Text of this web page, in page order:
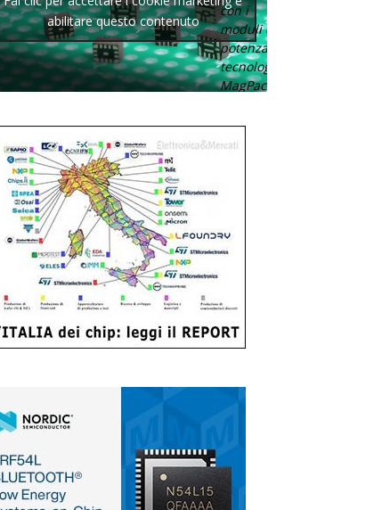
con i
moduli di
potenza con
tecnologia
MagPack.
abilitare questo contenuto